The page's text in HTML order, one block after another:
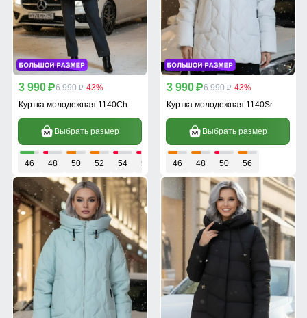
3 990 p6 990 p-43%
Куртка молодежная 1140Ch
Выбрать размер
46 48 50 52 54 56
3 990 p6 990 p-43%
Куртка молодежная 1140Sr
Выбрать размер
46 48 50 56